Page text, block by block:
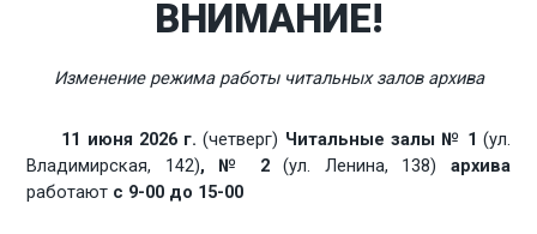
ВНИМАНИЕ!
Изменение режима работы читальных залов архива
11 июня 2026 г.(четверг) Читальные залы № 1(ул.
Владимирская, 142), № 2(ул. Ленина, 138) архива
работают с 9-00 до 15-00